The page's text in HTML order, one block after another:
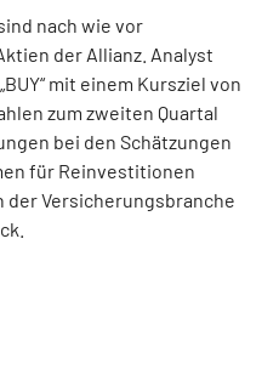
nach wie vor
der Allianz. Analyst
mit einem Kursziel von
zum zweiten Quartal
bei den Schätzungen
für Reinvestitionen
der Versicherungsbranche